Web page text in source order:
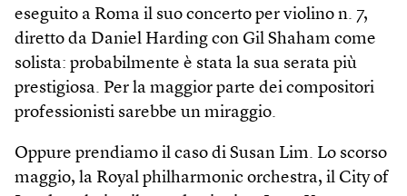
eseguito a Roma il suo concerto per violino n. 7,
diretto da Daniel Harding con Gil Shaham come
solista: probabilmente è stata la sua serata più
prestigiosa. Per la maggior parte dei compositori
professionisti sarebbe un miraggio.
Oppure prendiamo il caso di Susan Lim. Lo scorso
maggio, la Royal philharmonic orchestra, il City of